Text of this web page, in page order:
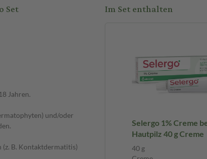
Set
Jahren.
und/oder
B. Kontaktdermatitis)
Im Set enthalten
Selergo 1% Creme
Hautpilz 40 g Creme
40 g